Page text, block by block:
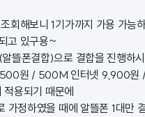
회해보니 1기가까지 가용 가능
고 있구용~
뜰폰결합)으로 결합을 진행하
원 / 500M 인터넷 9,900원
용되기 때문에
정하였을 때에 알뜰폰 1대만